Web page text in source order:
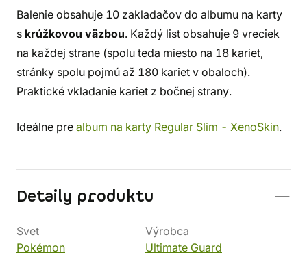
Balenie obsahuje 10 zakladačov do albumu na karty
s krúžkovou väzbou. Každý list obsahuje 9 vreciek
na každej strane (spolu teda miesto na 18 kariet,
stránky spolu pojmú až 180 kariet v obaloch).
Praktické vkladanie kariet z bočnej strany.
Ideálne pre album na karty Regular Slim - XenoSkin.
Detaily produktu
Svet
Pokémon
Výrobca
Ultimate Guard